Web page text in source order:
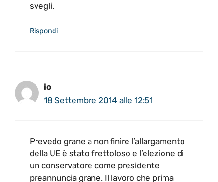
svegli.
Rispondi
io
18 Settembre 2014 alle 12:51
Prevedo grane a non finire l’allargamento
della UE è stato frettoloso e l’elezione di
un conservatore come presidente
preannuncia grane. Il lavoro che prima